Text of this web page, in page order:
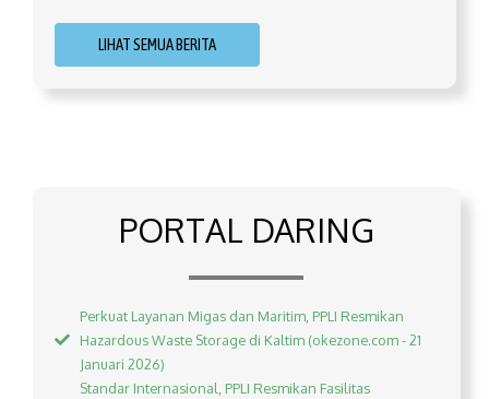
LIHAT SEMUA BERITA
PORTAL DARING
Perkuat Layanan Migas dan Maritim, PPLI Resmikan
Hazardous Waste Storage di Kaltim (okezone.com - 21
Januari 2026)
Standar Internasional, PPLI Resmikan Fasilitas